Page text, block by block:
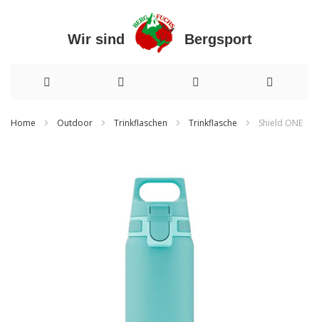
Wir sind Bergsport
Home Outdoor Trinkflaschen Trinkflasche Shield ONE